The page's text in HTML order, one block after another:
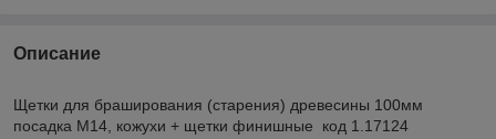
Описание
Щетки для браширования (старения) древесины 100мм
посадка М14, кожухи + щетки финишные код 1.17124